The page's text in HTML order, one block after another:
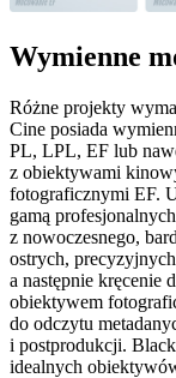
Wymienne
Różne projekty
Cine posiada
PL, LPL, EF lub
z obiektywami
fotograficznymi EF.
gamą
z nowoczesnego,
ostrych,
a następnie kręcenie
obiektywem
do odczytu
i postprodukcji.
idealnych